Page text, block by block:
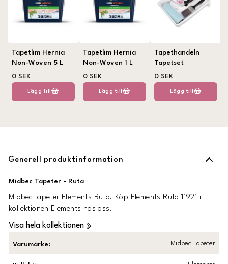
Tapetlim Hernia
Non-Woven 5 L
0 SEK
Lägg till
Tapetlim Hernia
Non-Woven 1 L
0 SEK
Lägg till
Tapethandeln
Tapetset
0 SEK
Lägg till
Generell produktinformation
Midbec Tapeter - Ruta
Midbec tapeter Elements Ruta. Köp Elements Ruta 11921 i
kollektionen Elements hos oss.
Visa hela kollektionen
Varumärke: Midbec Tapeter